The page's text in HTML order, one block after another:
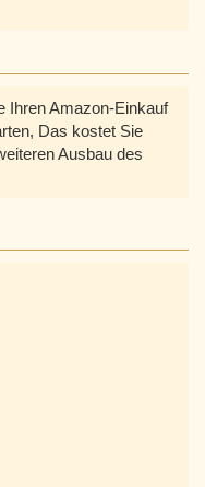
Ihren Amazon-Einkauf
Das kostet Sie
Ausbau des